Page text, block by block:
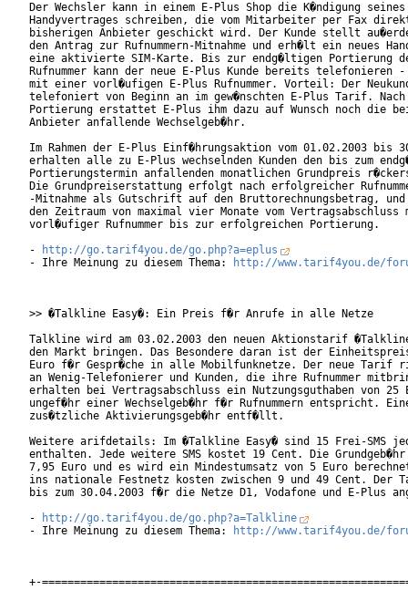
Der Wechsler kann in einem E-Plus Shop die K�ndigung
Handyvertrages schreiben, die vom Mitarbeiter per Fax
bisherigen Anbieter geschickt wird. Der Kunde stellt
den Antrag zur Rufnummern-Mitnahme und erh�lt ein neues
eine aktivierte SIM-Karte. Bis zur endg�ltigen Portierung
Rufnummer kann der neue E-Plus Kunde bereits telefonieren -
mit einer vorl�ufigen E-Plus Rufnummer. Vorteil: Der
telefoniert von Beginn an im gew�nschten E-Plus Tarif.
Portierung erstattet E-Plus ihm dazu auf Wunsch noch die
Anbieter anfallende Wechselgeb�hr.
Im Rahmen der E-Plus Einf�hrungsaktion vom 01.02.2003 bis
erhalten alle zu E-Plus wechselnden Kunden den bis zum
Portierungstermin anfallenden monatlichen Grundpreis
Die Grundpreiserstattung erfolgt nach erfolgreicher
-Mitnahme als Gutschrift auf den Bruttorechnungsbetrag,
den Zeitraum von maximal vier Monate vom Vertragsabschluss
vorl�ufiger Rufnummer bis zur erfolgreichen Portierung.
-
http://go.tarif4you.de/go.php?a=eplus
- Ihre Meinung zu diesem Thema:
http://www.tarif4you.de/
>> �Talkline Easy�: Ein Preis f�r Anrufe in alle Netze
Talkline wird am 03.02.2003 den neuen Aktionstarif
den Markt bringen. Das Besondere daran ist der
Euro f�r Gespr�che in alle Mobilfunknetze. Der neue Tarif
an Wenig-Telefonierer und Kunden, die ihre Rufnummer
erhalten bei Vertragsabschluss ein Nutzungsguthaben von 25
ungef�hr einer Wechselgeb�hr f�r Rufnummern entspricht.
zus�tzliche Aktivierungsgeb�hr entf�llt.
Weitere arifdetails: Im �Talkline Easy� sind 15 Frei-SMS
enthalten. Jede weitere SMS kostet 19 Cent. Die
7,95 Euro und es wird ein Mindestumsatz von 5 Euro
ins nationale Festnetz kosten zwischen 9 und 49 Cent. Der
bis zum 30.04.2003 f�r die Netze D1, Vodafone und E-Plus
-
http://go.tarif4you.de/go.php?a=Talkline
- Ihre Meinung zu diesem Thema:
http://www.tarif4you.de/
+-